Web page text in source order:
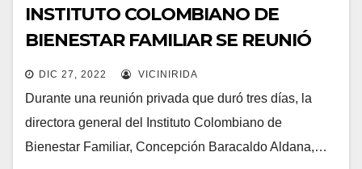
INSTITUTO COLOMBIANO DE
BIENESTAR FAMILIAR SE REUNIÓ
CON DIRECTORES REGIONALES
DIC 27, 2022 VICINIRIDA
Durante una reunión privada que duró tres días, la
directora general del Instituto Colombiano de
Bienestar Familiar, Concepción Baracaldo Aldana,…